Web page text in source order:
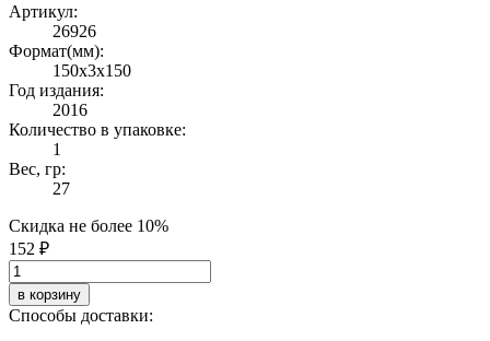
Артикул:
26926
Формат(мм):
150x3x150
Год издания:
2016
Количество в упаковке:
1
Вес, гр:
27
Скидка не более 10%
152 ₽
в корзину
Способы доставки: